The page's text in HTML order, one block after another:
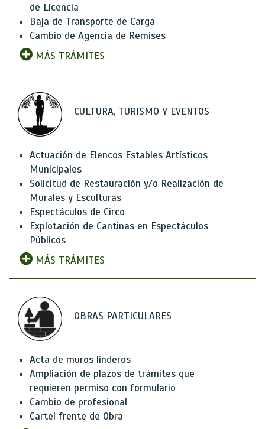
de Licencia
Baja de Transporte de Carga
Cambio de Agencia de Remises
MÁS TRÁMITES
CULTURA, TURISMO Y EVENTOS
Actuación de Elencos Estables Artísticos
Municipales
Solicitud de Restauración y/o Realización de
Murales y Esculturas
Espectáculos de Circo
Explotación de Cantinas en Espectáculos
Públicos
MÁS TRÁMITES
OBRAS PARTICULARES
Acta de muros linderos
Ampliación de plazos de trámites que
requieren permiso con formulario
Cambio de profesional
Cartel frente de Obra